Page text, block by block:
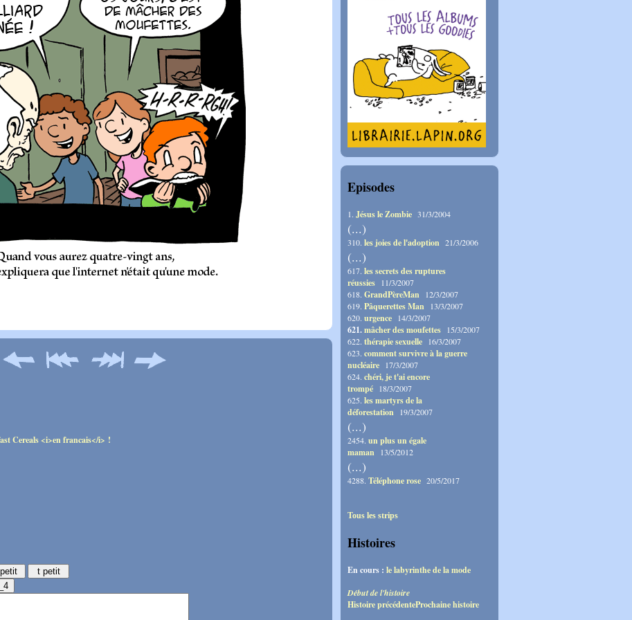
Episodes
1. Jésus le Zombie 31/3/2004
(...)
310. les joies de l'adoption 21/3/2006
(...)
617. les secrets des ruptures
réussies 11/3/2007
618. GrandPèreMan 12/3/2007
619. Pâquerettes Man 13/3/2007
620. urgence 14/3/2007
621.mâcher des moufettes
15/3/2007
622. thérapie sexuelle 16/3/2007
623. comment survivre à la guerre
nucléaire 17/3/2007
624. chéri, je t'ai encore
trompé 18/3/2007
625. les martyrs de la
déforestation 19/3/2007
(...)
2454. un plus un égale
maman 13/5/2012
(...)
4288. Téléphone rose 20/5/2017
Tous les strips
Histoires
En cours : le labyrinthe de la mode
Début de l'histoire
Histoire précédenteProchaine histoire